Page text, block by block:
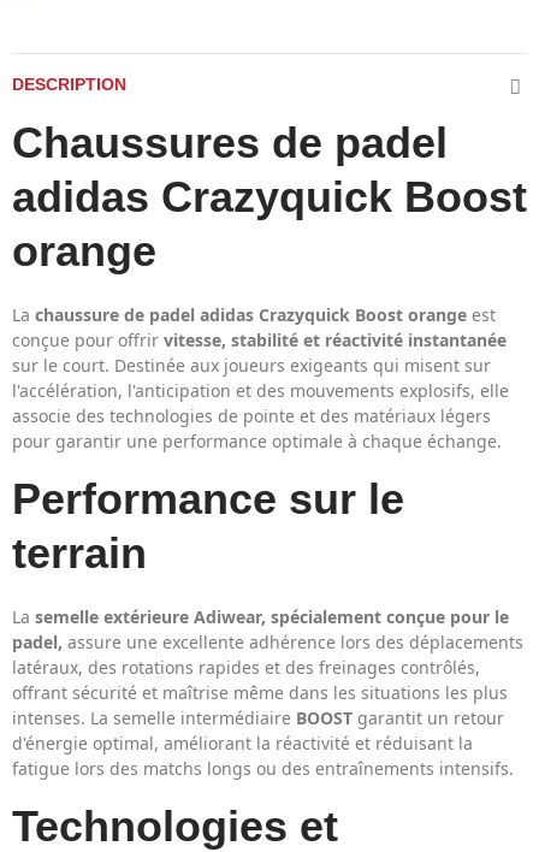
DESCRIPTION
Chaussures de padel
adidas Crazyquick Boost
orange
La chaussure de padel adidas Crazyquick Boost orange est
conçue pour offrir vitesse, stabilité et réactivité instantanée
sur le court. Destinée aux joueurs exigeants qui misent sur
l'accélération, l'anticipation et des mouvements explosifs, elle
associe des technologies de pointe et des matériaux légers
pour garantir une performance optimale à chaque échange.
Performance sur le
terrain
La semelle extérieure Adiwear, spécialement conçue pour le
padel, assure une excellente adhérence lors des déplacements
latéraux, des rotations rapides et des freinages contrôlés,
offrant sécurité et maîtrise même dans les situations les plus
intenses. La semelle intermédiaire BOOST garantit un retour
d'énergie optimal, améliorant la réactivité et réduisant la
fatigue lors des matchs longs ou des entraînements intensifs.
Technologies et